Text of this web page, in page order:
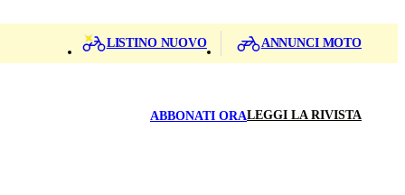
LISTINO NUOVO ANNUNCI MOTO
ABBONATI ORALEGGI LA RIVISTA